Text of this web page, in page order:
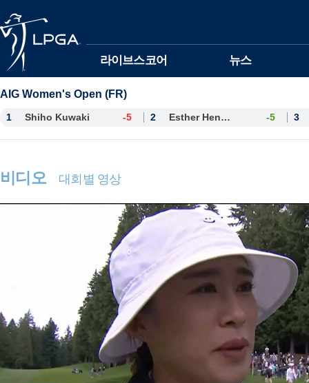
라이브스코어 뉴스
AIG Women's Open (FR)
1 Shiho Kuwaki -5 2 Esther Henseleit -5 3
비디오 대회별 영상